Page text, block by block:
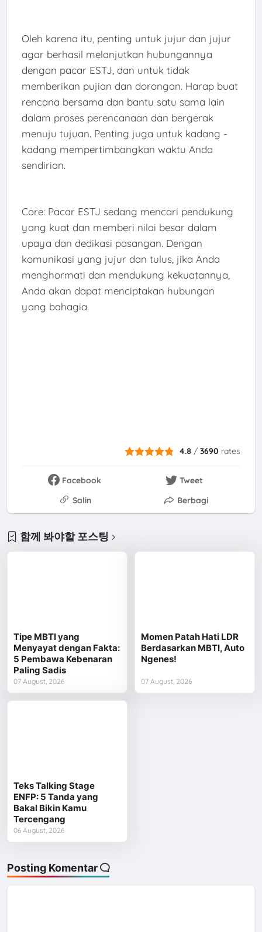
Oleh karena itu, penting untuk jujur ​​dan jujur ​​
agar berhasil melanjutkan hubungannya
dengan pacar ESTJ, dan untuk tidak
memberikan pujian dan dorongan. Harap buat
rencana bersama dan bantu satu sama lain
dalam proses perencanaan dan bergerak
menuju tujuan. Penting juga untuk kadang -
kadang mempertimbangkan waktu Anda
sendirian.
Core: Pacar ESTJ sedang mencari pendukung
yang kuat dan memberi nilai besar dalam
upaya dan dedikasi pasangan. Dengan
komunikasi yang jujur ​​dan tulus, jika Anda
menghormati dan mendukung kekuatannya,
Anda akan dapat menciptakan hubungan
yang bahagia.
4.8 /3690 rates
Facebook
Tweet
Salin
Berbagi
함께 봐야할 포스팅
Tipe MBTI yang
Menyayat dengan Fakta:
5 Pembawa Kebenaran
Paling Sadis
07 August, 2026
Momen Patah Hati LDR
Berdasarkan MBTI, Auto
Ngenes!
07 August, 2026
Teks Talking Stage
ENFP: 5 Tanda yang
Bakal Bikin Kamu
Tercengang
06 August, 2026
Posting Komentar